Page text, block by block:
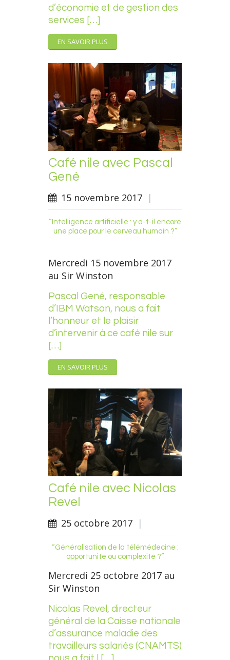
d’économie et de gestion des
services […]
EN SAVOIR PLUS
Café nile avec Pascal
Gené
15 novembre 2017 |
“Intelligence artificielle : y a-t-il encore
une place pour le cerveau humain ?”
Mercredi 15 novembre 2017
au Sir Winston
Pascal Gené, responsable
d’IBM Watson, nous a fait
l’honneur et le plaisir
d’intervenir à ce café nile sur
[…]
EN SAVOIR PLUS
Café nile avec Nicolas
Revel
25 octobre 2017 |
“Généralisation de la télémédecine :
opportunité ou complexité ?”
Mercredi 25 octobre 2017 au
Sir Winston
Nicolas Revel, directeur
général de la Caisse nationale
d’assurance maladie des
travailleurs salariés (CNAMTS)
nous a fait l […]